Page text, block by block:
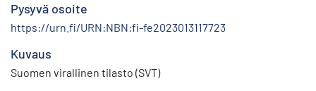
Pysyvä osoite
https://urn.fi/URN:NBN:fi-fe2023013117723
Kuvaus
Suomen virallinen tilasto (SVT)